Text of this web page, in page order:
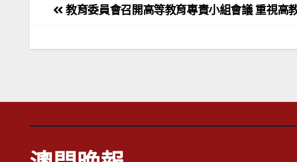
文
導
教育委員會召開高等教育專責小組會議 重視高